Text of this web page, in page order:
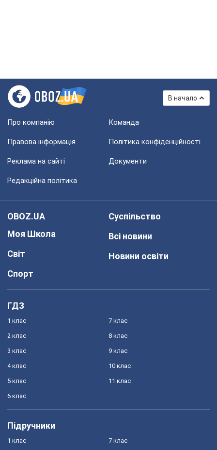
В начало
Про компанію Команда
Правова інформація Політика конфіденційності
Реклама на сайті Документи
Редакційна політика
OBOZ.UA
Моя Школа
Світ
Спорт
Суспільство
Всі новини
Новини освіти
ГДЗ
1 клас
2 клас
3 клас
4 клас
5 клас
6 клас
7 клас
8 клас
9 клас
10 клас
11 клас
Підручники
1 клас 7 клас